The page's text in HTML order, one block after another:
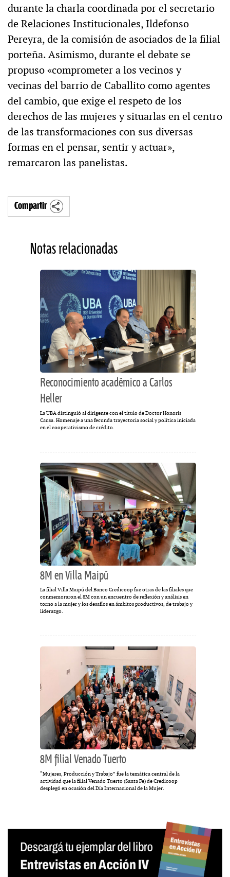
durante la charla coordinada por el secretario
de Relaciones Institucionales, Ildefonso
Pereyra, de la comisión de asociados de la filial
porteña. Asimismo, durante el debate se
propuso «comprometer a los vecinos y
vecinas del barrio de Caballito como agentes
del cambio, que exige el respeto de los
derechos de las mujeres y situarlas en el centro
de las transformaciones con sus diversas
formas en el pensar, sentir y actuar»,
remarcaron las panelistas.
Compartir
Notas relacionadas
Reconocimiento académico a Carlos
Heller
La UBA distinguió al dirigente con el título de Doctor Honoris
Causa. Homenaje a una fecunda trayectoria social y política iniciada
en el cooperativismo de crédito.
8M en Villa Maipú
La filial Villa Maipú del Banco Credicoop fue otras de las filiales que
conmemoraron el 8M con un encuentro de reflexión y análisis en
torno a la mujer y los desafíos en ámbitos productivos, de trabajo y
liderazgo.
8M filial Venado Tuerto
“Mujeres, Producción y Trabajo” fue la temática central de la
actividad que la filial Venado Tuerto (Santa Fe) de Credicoop
desplegó en ocasión del Día Internacional de la Mujer.